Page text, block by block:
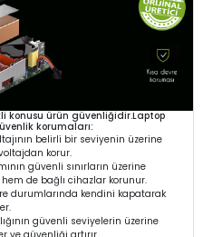
konusu ürün güvenliğidir.Laptop
korumaları:
belirli bir seviyenin üzerine
voltajdan korur.
güvenli sınırların üzerine
de bağlı cihazlar korunur.
durumlarında kendini kapatarak
güvenli seviyelerin üzerine